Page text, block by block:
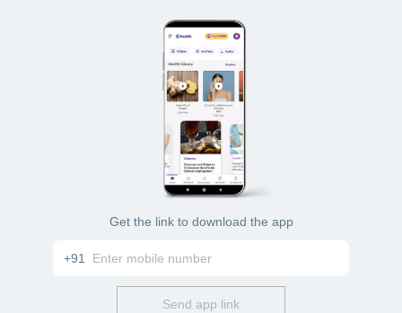
Get the link to download the app
+91
Send app link